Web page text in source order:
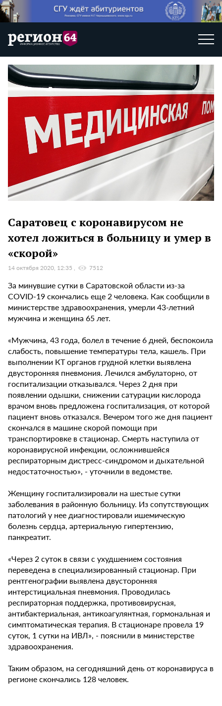
Саратовец с коронавирусом не
хотел ложиться в больницу и умер в
«скорой»
14 октября 2020, 12:35 7512
За минувшие сутки в Саратовской области из-за
COVID-19 скончались еще 2 человека. Как сообщили в
министерстве здравоохранения, умерли 43-летний
мужчина и женщина 65 лет.
«Мужчина, 43 года, болел в течение 6 дней, беспокоила
слабость, повышение температуры тела, кашель. При
выполнении КТ органов грудной клетки выявлена
двусторонняя пневмония. Лечился амбулаторно, от
госпитализации отказывался. Через 2 дня при
появлении одышки, снижении сатурации кислорода
врачом вновь предложена госпитализация, от которой
пациент вновь отказался. Вечером того же дня пациент
скончался в машине скорой помощи при
транспортировке в стационар. Смерть наступила от
коронавирусной инфекции, осложнившейся
респираторным дистресс-синдромом и дыхательной
недостаточностью», - уточнили в ведомстве.
Женщину госпитализировали на шестые сутки
заболевания в районную больницу. Из сопутствующих
патологий у нее диагностировали ишемическую
болезнь сердца, артериальную гипертензию,
панкреатит.
«Через 2 суток в связи с ухудшением состояния
переведена в специализированный стационар. При
рентгенографии выявлена двусторонняя
интерстициальная пневмония. Проводилась
респираторная поддержка, противовирусная,
антибактериальная, антикоагулянтная, гормональная и
симптоматическая терапия. В стационаре провела 19
суток, 1 сутки на ИВЛ», - пояснили в министерстве
здравоохранения.
Таким образом, на сегодняшний день от коронавируса в
регионе скончались 128 человек.